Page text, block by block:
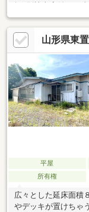
帖のＬＤＫは家族団
２６帖の大空間に♪
山形県東
平屋
所有権
広々とした延床面積
やデッキが置けちゃ